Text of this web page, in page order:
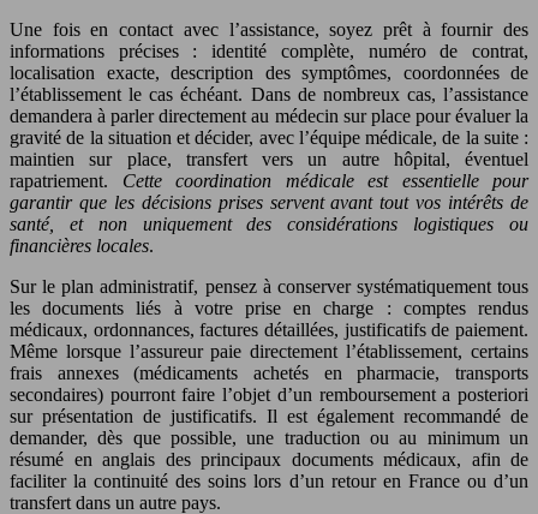
Une fois en contact avec l’assistance, soyez prêt à fournir des
informations précises : identité complète, numéro de contrat,
localisation exacte, description des symptômes, coordonnées de
l’établissement le cas échéant. Dans de nombreux cas, l’assistance
demandera à parler directement au médecin sur place pour évaluer la
gravité de la situation et décider, avec l’équipe médicale, de la suite :
maintien sur place, transfert vers un autre hôpital, éventuel
rapatriement. Cette coordination médicale est essentielle pour
garantir que les décisions prises servent avant tout vos intérêts de
santé, et non uniquement des considérations logistiques ou
financières locales.
Sur le plan administratif, pensez à conserver systématiquement tous
les documents liés à votre prise en charge : comptes rendus
médicaux, ordonnances, factures détaillées, justificatifs de paiement.
Même lorsque l’assureur paie directement l’établissement, certains
frais annexes (médicaments achetés en pharmacie, transports
secondaires) pourront faire l’objet d’un remboursement a posteriori
sur présentation de justificatifs. Il est également recommandé de
demander, dès que possible, une traduction ou au minimum un
résumé en anglais des principaux documents médicaux, afin de
faciliter la continuité des soins lors d’un retour en France ou d’un
transfert dans un autre pays.